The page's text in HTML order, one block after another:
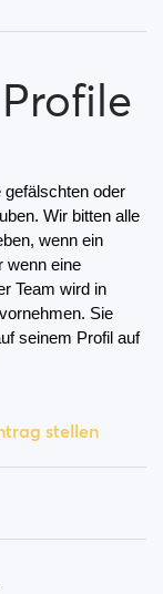
und wie
mache ich?
oder
Wir bitten alle
wenn ein
wenn eine
Team wird in
Sie
seinem Profil auf
stellen